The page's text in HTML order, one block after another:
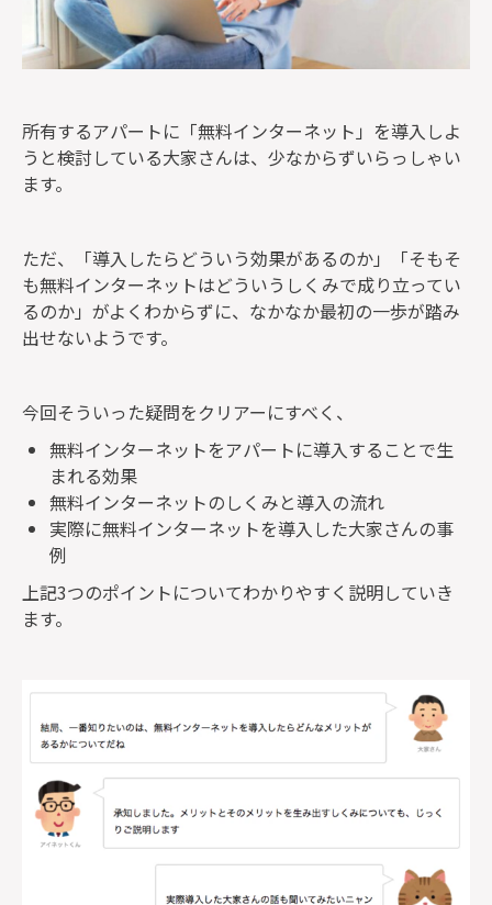
所有するアパートに「無料インターネット」を導入しよ
うと検討している大家さんは、少なからずいらっしゃい
ます。
ただ、「導入したらどういう効果があるのか」「そもそ
も無料インターネットはどういうしくみで成り立ってい
るのか」がよくわからずに、なかなか最初の一歩が踏み
出せないようです。
今回そういった疑問をクリアーにすべく、
無料インターネットをアパートに導入することで生
まれる効果
無料インターネットのしくみと導入の流れ
実際に無料インターネットを導入した大家さんの事
例
上記3つのポイントについてわかりやすく説明していき
ます。